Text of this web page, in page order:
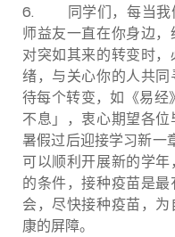
6.
同学们，每当
师益友一直在你身边
对突如其来的转变时
绪，与关心你的人共
待每个转变，如《易
不息」，衷心期望各
暑假过后迎接学习新一
可以顺利开展新的学
的条件，接种疫苗是
会，尽快接种疫苗，
康的屏障。